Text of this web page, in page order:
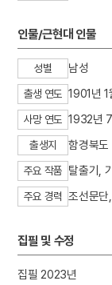
5 꼭두
6
7 세조
8 유관
9
의민
10 절기
인물/근현대 인물
성별 남성
출생 연도 1901년 1
사망 연도 1932년
출생지 함경북도
주요 작품 탈출기,
주요 경력 조선문단
집필 및 수정
집필 2023년